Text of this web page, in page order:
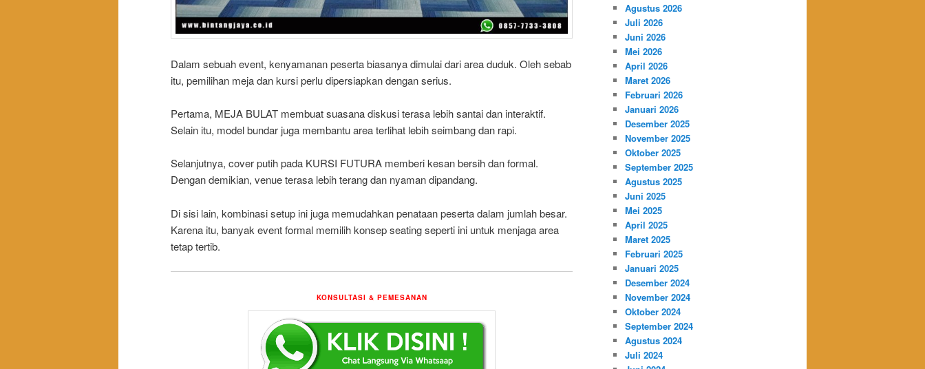
Dalam sebuah event, kenyamanan peserta biasanya dimulai dari area duduk. Oleh sebab
itu, pemilihan meja dan kursi perlu dipersiapkan dengan serius.
Pertama, MEJA BULAT membuat suasana diskusi terasa lebih santai dan interaktif.
Selain itu, model bundar juga membantu area terlihat lebih seimbang dan rapi.
Selanjutnya, cover putih pada KURSI FUTURA memberi kesan bersih dan formal.
Dengan demikian, venue terasa lebih terang dan nyaman dipandang.
Di sisi lain, kombinasi setup ini juga memudahkan penataan peserta dalam jumlah besar.
Karena itu, banyak event formal memilih konsep seating seperti ini untuk menjaga area
tetap tertib.
KONSULTASI & PEMESANAN
Agustus 2026
Juli 2026
Juni 2026
Mei 2026
April 2026
Maret 2026
Februari 2026
Januari 2026
Desember 2025
November 2025
Oktober 2025
September 2025
Agustus 2025
Juni 2025
Mei 2025
April 2025
Maret 2025
Februari 2025
Januari 2025
Desember 2024
November 2024
Oktober 2024
September 2024
Agustus 2024
Juli 2024